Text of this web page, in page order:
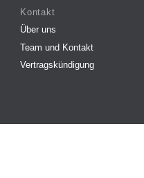
Kontakt
Über uns
Team und Kontakt
Vertragskündigung